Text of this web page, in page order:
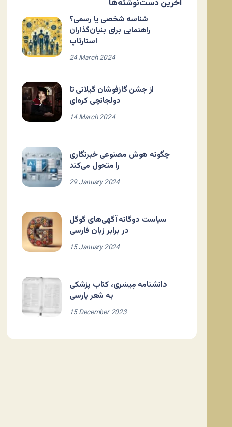
آخرین دست‌نوشته‌ها
شناسه شخصی یا رسمی؟
راهنمایی برای بنیان‌گذاران
استارتاپ
24 March 2024
از جشن گازفوشان گیلانی تا
دولجانچی کره‌ای
14 March 2024
چگونه هوش مصنوعی خبرنگاری
را متحول می‌کند
29 January 2024
سیاست دوگانه آگهی‌های گوگل
در برابر زبان فارسی
15 January 2024
دانشنامه مِیسَری، کتاب پزشکی
به شعر پارسی
15 December 2023